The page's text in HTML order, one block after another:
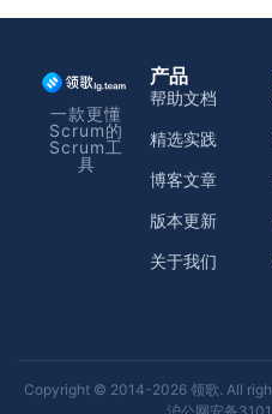
一款更懂
Scrum的
Scrum工
具
产品
帮助文档
精选实践
博客文章
版本更新
关于我们
Copyright © 2014-2026 领歌. All